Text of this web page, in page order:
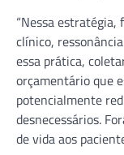
“Nessa estratégia,
clínico,
essa prática,
orçamentário que
potencialmente
desnecessários.
de vida aos